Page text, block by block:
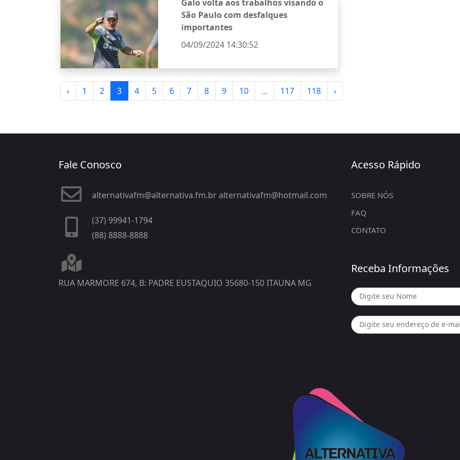
Galo volta aos trabalhos visando o
São Paulo com desfalques
importantes
04/09/2024 14:30:52
‹ 1 2 3 4 5 6 7 8 9 10 ... 117 118 ›
Fale Conosco
alternativafm@alternativa.fm.br alternativafm@hotmail.com
(37) 99941-1794
(88) 8888-8888
RUA MARMORE 674, B: PADRE EUSTAQUIO 35680-150 ITAUNA MG
Acesso Rápido
SOBRE NÓS
FAQ
CONTATO
Receba Informações